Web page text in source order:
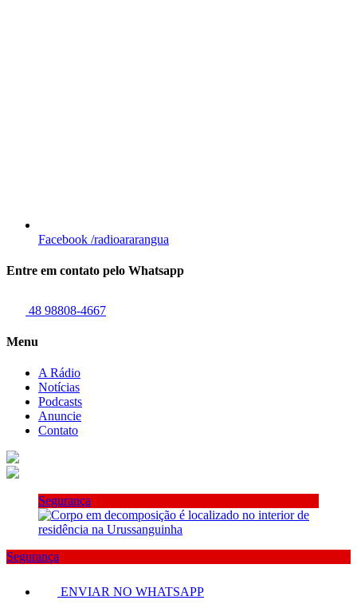
Facebook /radioararangua
Entre em contato pelo Whatsapp
48 98808-4667
Menu
A Rádio
Notícias
Podcasts
Anuncie
Contato
Segurança
Segurança
ENVIAR NO WHATSAPP